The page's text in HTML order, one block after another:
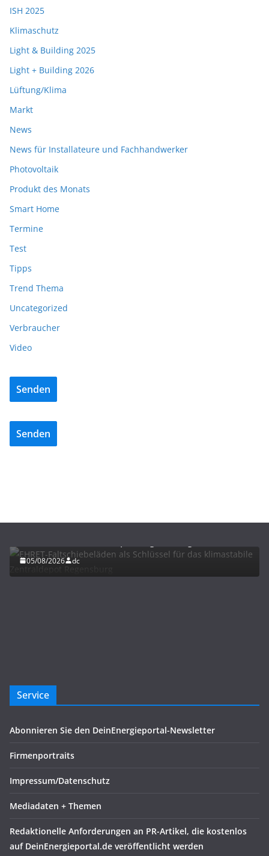
ISH 2025
Klimaschutz
Light & Building 2025
Light + Building 2026
Lüftung/Klima
Markt
News
News für Installateure und Fachhandwerker
Photovoltaik
Produkt des Monats
Smart Home
Termine
Test
Tipps
Trend Thema
Uncategorized
Verbraucher
Video
Senden
Senden
05/08/2026 dc
Service
Abonnieren Sie den DeinEnergieportal-Newsletter
Firmenportraits
Impressum/Datenschutz
Mediadaten + Themen
Redaktionelle Anforderungen an PR-Artikel, die kostenlos
auf DeinEnergieportal.de veröffentlicht werden